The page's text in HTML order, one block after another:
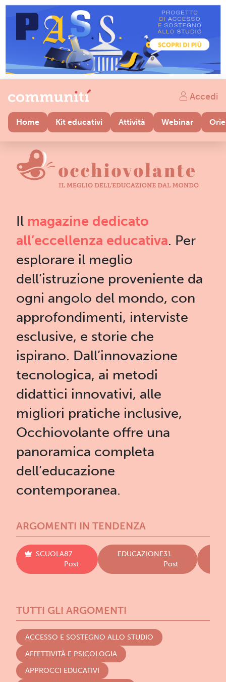
Home Kit educativi Attività Webinar
Accedi
Il magazine dedicato
all’eccellenza educativa. Per
esplorare il meglio
dell’istruzione proveniente da
ogni angolo del mondo, con
approfondimenti, interviste
esclusive, e storie che
ispirano. Dall’innovazione
tecnologica, ai metodi
didattici innovativi, alle
migliori pratiche inclusive,
Occhiovolante offre una
panoramica completa
dell’educazione
contemporanea.
ARGOMENTI IN TENDENZA
SCUOLA87
Post
EDUCAZIONE31
Post
TUTTI GLI ARGOMENTI
ACCESSO E SOSTEGNO ALLO STUDIO
AFFETTIVITÀ E PSICOLOGIA
APPROCCI EDUCATIVI